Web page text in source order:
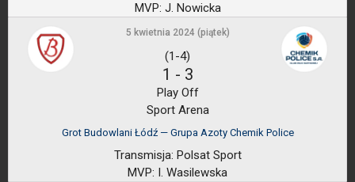
MVP: J. Nowicka
5 kwietnia 2024 (piątek)
(1-4)
1 - 3
Play Off
Sport Arena
Grot Budowlani Łódź — Grupa Azoty Chemik Police
Transmisja: Polsat Sport
MVP: I. Wasilewska